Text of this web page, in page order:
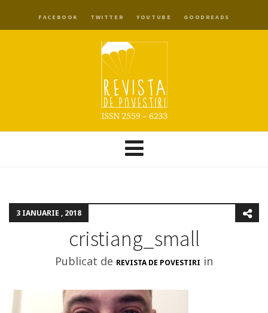
FACEBOOK TWITTER YOUTUBE GOODREADS
3 IANUARIE , 2018
cristiang_small
Publicat de REVISTA DE POVESTIRI in